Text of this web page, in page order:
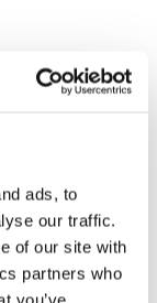
ads, to
our traffic.
of our site with
partners who
you’ve